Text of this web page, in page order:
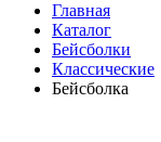
Главная
Каталог
Бейсболки
Классические
Бейсболка